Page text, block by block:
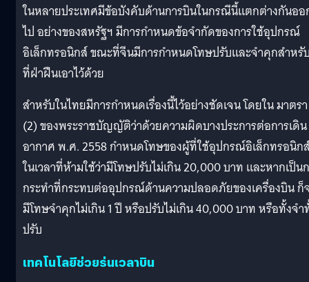
ในหลายประเทศมีข้อบังคับด้านการบินในกรณีนี้แตกต่างกันอ
ไป อย่างของสหรัฐฯ มีการกำหนดข้อจำกัดของการใช้อุปกรณ์
อิเล็กทรอนิกส์ ขณะที่จีนมีการกำหนดโทษปรับและจำคุกสำหรั
ที่ฝ่าฝืนเอาไว้ด้วย
สำหรับในไทยมีการกำหนดเรื่องนี้ไว้อย่างชัดเจน โดยใน มาตร
(2) ของพระราชบัญญัติว่าด้วยความผิดบางประการต่อการเดิน
อากาศ พ.ศ. 2558 กำหนดโทษของผู้ที่ใช้อุปกรณ์อิเล็กทรอนิก
ในเวลาที่ห้ามใช้ว่ามีโทษปรับไม่เกิน 20,000 บาท และหากเป็น
กระทำที่กระทบต่ออุปกรณ์ด้านความปลอดภัยของเครื่องบิน ก็
มีโทษจำคุกไม่เกิน 1 ปี หรือปรับไม่เกิน 40,000 บาท หรือทั้งจำ
ปรับ
เทคโนโลยีช่วยร่นเวลาบิน